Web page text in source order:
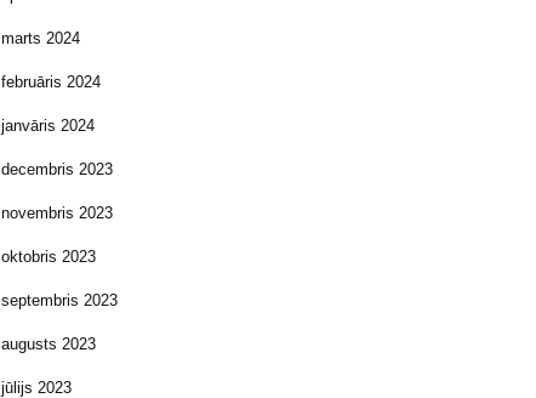
marts 2024
februāris 2024
janvāris 2024
decembris 2023
novembris 2023
oktobris 2023
septembris 2023
augusts 2023
jūlijs 2023